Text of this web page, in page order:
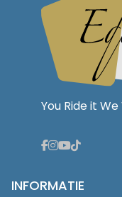
You Ride it
INFORMATIE